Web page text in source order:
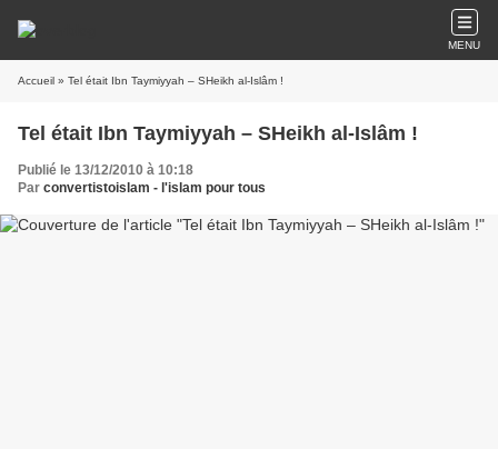
MENU
Accueil » Tel était Ibn Taymiyyah – SHeikh al-Islâm !
Tel était Ibn Taymiyyah – SHeikh al-Islâm !
Publié le 13/12/2010 à 10:18
Par convertistoislam - l'islam pour tous